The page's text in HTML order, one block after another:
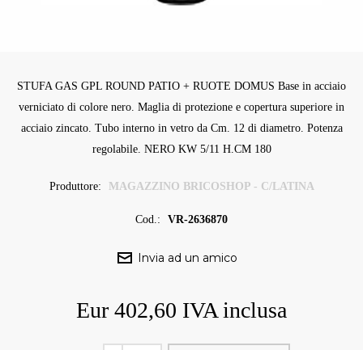
STUFA GAS GPL ROUND PATIO + RUOTE DOMUS Base in acciaio
verniciato di colore nero. Maglia di protezione e copertura superiore in
acciaio zincato. Tubo interno in vetro da Cm. 12 di diametro. Potenza
regolabile. NERO KW 5/11 H.CM 180
Produttore: MAGAZZINO BRICOSHOP - C/LATINA
Cod.: VR-2636870
Eur 402,60 IVA inclusa